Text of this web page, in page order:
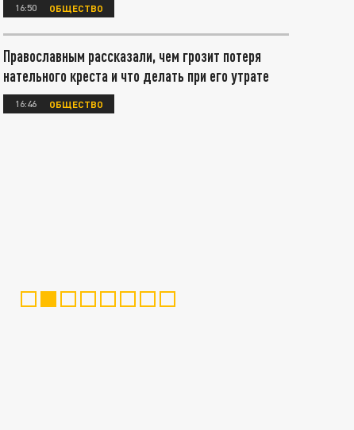
16:50 ОБЩЕСТВО
Православным рассказали, чем грозит потеря
нательного креста и что делать при его утрате
16:46 ОБЩЕСТВО